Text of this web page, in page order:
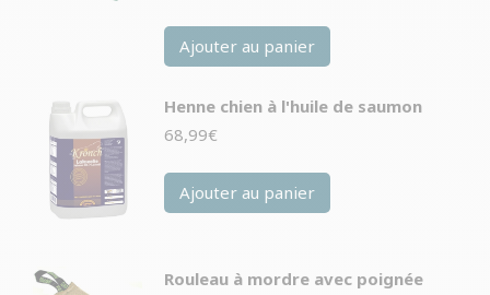
Ajouter au panier
Henne chien à l'huile de saumon
68,99€
Ajouter au panier
Rouleau à mordre avec poignée